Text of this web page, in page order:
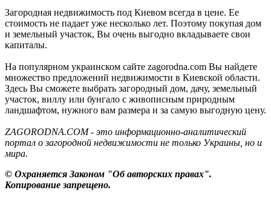
Загородная недвижимость под Киевом всегда в цене. Ее
стоимость не падает уже несколько лет. Поэтому покупая дом
и земельный участок, Вы очень выгодно вкладываете свои
капиталы.
На популярном украинском сайте zagorodna.com Вы найдете
множество предложений недвижимости в Киевской области.
Здесь Вы сможете выбрать загородный дом, дачу, земельный
участок, виллу или бунгало с живописным природным
ландшафтом, нужного вам размера и за самую выгодную цену.
ZAGORODNA.COM - это информационно-аналитический
портал о загородной недвижимости не только Украины, но и
мира.
© Охраняется Законом "Об авторских правах".
Копирование запрещено.